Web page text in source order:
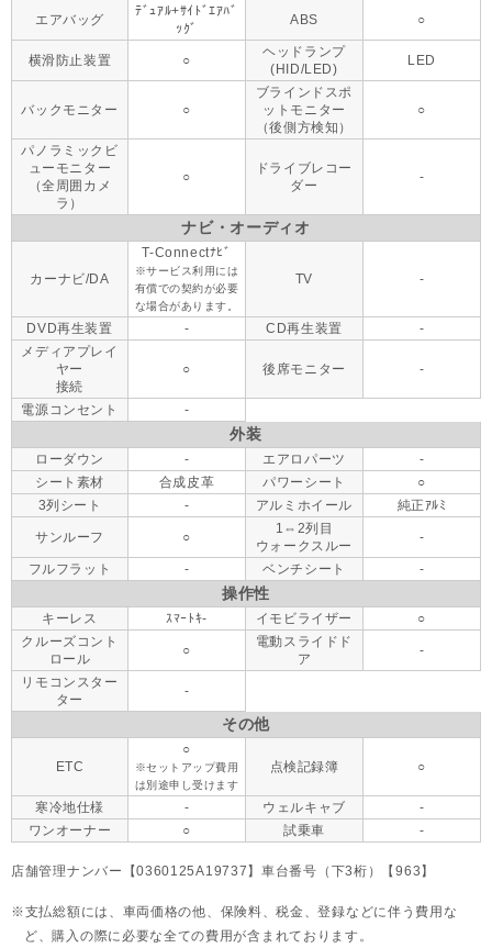
エアバッグ
ﾃﾞｭｱﾙ+ｻｲﾄﾞｴｱﾊﾞ
ｯｸﾞ
ABS ○
横滑防止装置 ○
ヘッドランプ
(HID/LED)
LED
バックモニター ○
ブラインドスポ
ットモニター
（後側方検知）
○
パノラミックビ
ューモニター
（全周囲カメ
ラ）
○
ドライブレコー
ダー
-
ナビ・オーディオ
カーナビ/DA
T-Connectﾅﾋﾞ
※サービス利用には
有償での契約が必要
な場合があります。
TV -
DVD再生装置 - CD再生装置
-
メディアプレイ
ヤー
接続
○ 後席モニター -
電源コンセント -
外装
ローダウン - エアロパーツ
-
シート素材
合成皮革 パワーシート
○
3列シート
- アルミホイール 純正ｱﾙﾐ
サンルーフ ○
1⇔2列目
ウォークスルー
-
フルフラット - ベンチシート -
操作性
キーレス ｽﾏｰﾄｷ- イモビライザー
○
クルーズコント
ロール
○
電動スライドド
ア
-
リモコンスター
ター
-
その他
ETC
○
※セットアップ費用
は別途申し受けます
点検記録簿 ○
寒冷地仕様 - ウェルキャブ
-
ワンオーナー
○ 試乗車 -
店舗管理ナンバー【0360125A19737】車台番号（下3桁）【963】
支払総額には、車両価格の他、保険料、税金、登録などに伴う費用な
ど、購入の際に必要な全ての費用が含まれております。